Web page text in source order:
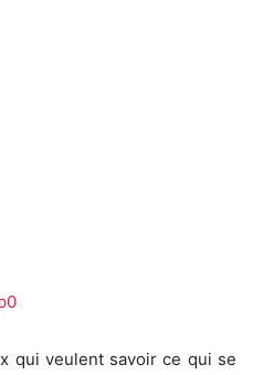
qui veulent savoir ce qui se